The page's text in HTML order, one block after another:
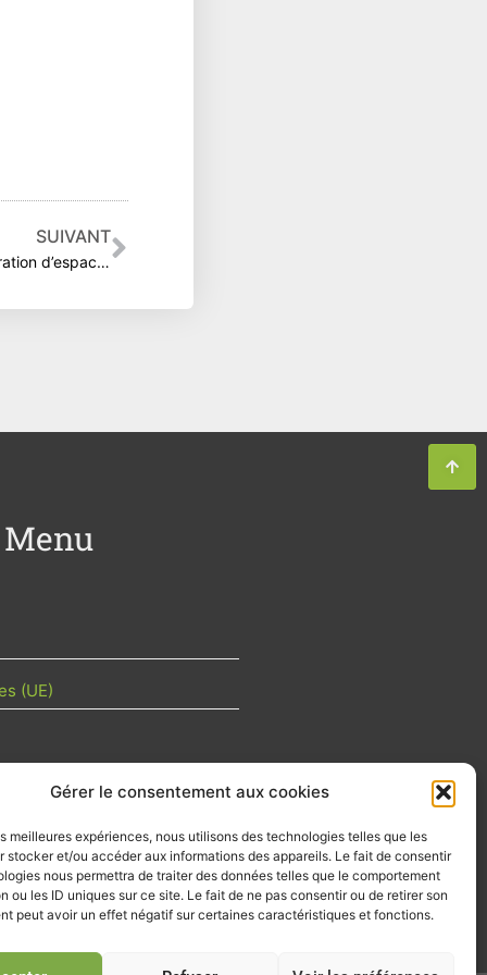
Gérer le consentement aux cookies
meilleures expériences, nous utilisons des technologies telles que les
stocker et/ou accéder aux informations des appareils. Le fait de consentir
nous permettra de traiter des données telles que le comportement
ou les ID uniques sur ce site. Le fait de ne pas consentir ou de retirer son
peut avoir un effet négatif sur certaines caractéristiques et fonctions.
SUIVANT
L’innovation au service de la restauration d’espaces naturels.
Suivant
Menu
(UE)
DE LA FILIÈRE
les articles terrain de nos
vous importants de la filière, nos
d'info